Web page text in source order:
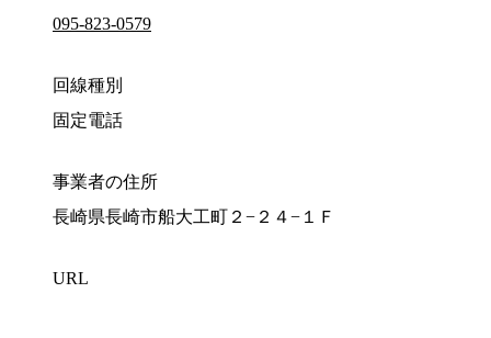
095-823-0579
回線種別
固定電話
事業者の住所
長崎県長崎市船大工町２−２４−１Ｆ
URL